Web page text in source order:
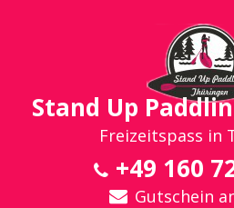
Stand Up
Freizeitspass in
+49 160
Gutschein